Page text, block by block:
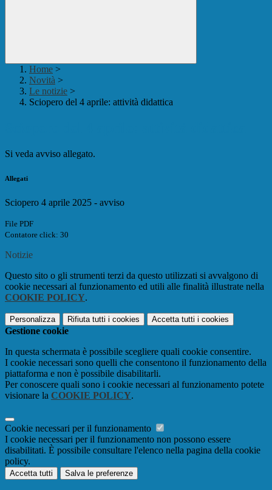
Home >
Novità >
Le notizie >
Sciopero del 4 aprile: attività didattica
Si veda avviso allegato.
Allegati
Sciopero 4 aprile 2025 - avviso
File PDF
Contatore click: 30
Notizie
Questo sito o gli strumenti terzi da questo utilizzati si avvalgono di
cookie necessari al funzionamento ed utili alle finalità illustrate nella
COOKIE POLICY.
Personalizza Rifiuta tutti i cookies Accetta tutti i cookies
Gestione cookie
In questa schermata è possibile scegliere quali cookie consentire.
I cookie necessari sono quelli che consentono il funzionamento della
piattaforma e non è possibile disabilitarli.
Per conoscere quali sono i cookie necessari al funzionamento potete
visionare la COOKIE POLICY.
Cookie necessari per il funzionamento
I cookie necessari per il funzionamento non possono essere
disabilitati. È possibile consultare l'elenco nella pagina della cookie
policy.
Accetta tutti Salva le preferenze